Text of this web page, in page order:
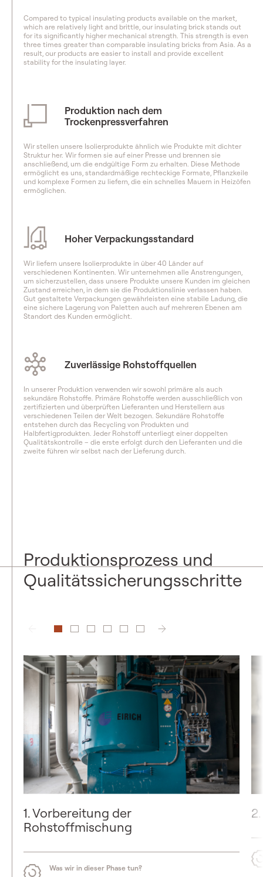
Compared to typical insulating products available on the market,
which are relatively light and brittle, our insulating brick stands out
for its significantly higher mechanical strength. This strength is even
three times greater than comparable insulating bricks from Asia. As a
result, our products are easier to install and provide excellent
stability for the insulating layer.
Produktion nach dem
Trockenpressverfahren
Wir stellen unsere Isolierprodukte ähnlich wie Produkte mit dichter
Struktur her. Wir formen sie auf einer Presse und brennen sie
anschließend, um die endgültige Form zu erhalten. Diese Methode
ermöglicht es uns, standardmäßige rechteckige Formate, Pflanzkeile
und komplexe Formen zu liefern, die ein schnelles Mauern in Heizöfen
ermöglichen.
Hoher Verpackungsstandard
Wir liefern unsere Isolierprodukte in über 40 Länder auf
verschiedenen Kontinenten. Wir unternehmen alle Anstrengungen,
um sicherzustellen, dass unsere Produkte unsere Kunden im gleichen
Zustand erreichen, in dem sie die Produktionslinie verlassen haben.
Gut gestaltete Verpackungen gewährleisten eine stabile Ladung, die
eine sichere Lagerung von Paletten auch auf mehreren Ebenen am
Standort des Kunden ermöglicht.
Zuverlässige Rohstoffquellen
In unserer Produktion verwenden wir sowohl primäre als auch
sekundäre Rohstoffe. Primäre Rohstoffe werden ausschließlich von
zertifizierten und überprüften Lieferanten und Herstellern aus
verschiedenen Teilen der Welt bezogen. Sekundäre Rohstoffe
entstehen durch das Recycling von Produkten und
Halbfertigprodukten. Jeder Rohstoff unterliegt einer doppelten
Qualitätskontrolle – die erste erfolgt durch den Lieferanten und die
zweite führen wir selbst nach der Lieferung durch.
Produktionsprozess und
Qualitätssicherungsschritte
1. Vorbereitung der
Rohstoffmischung
Was wir in dieser Phase tun?